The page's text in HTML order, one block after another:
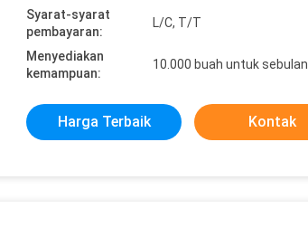
Syarat-syarat
pembayaran:
L/C, T/T
Menyediakan
kemampuan:
10.000 buah untuk sebulan
Harga Terbaik Kontak